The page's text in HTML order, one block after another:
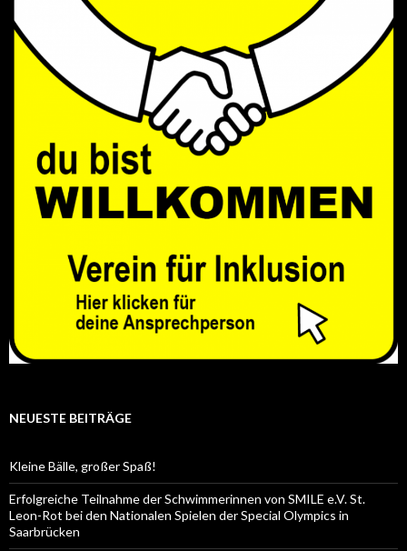
NEUESTE BEITRÄGE
Kleine Bälle, großer Spaß!
Erfolgreiche Teilnahme der Schwimmerinnen von SMILE e.V. St.
Leon-Rot bei den Nationalen Spielen der Special Olympics in
Saarbrücken